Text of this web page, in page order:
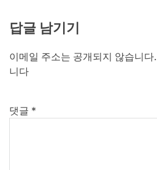
답글 남기기
이메일 주소는 공개되지 않습니다.
니다
댓글 *